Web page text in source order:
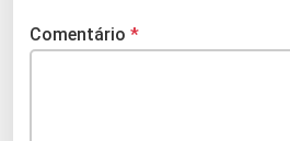
Comentário *